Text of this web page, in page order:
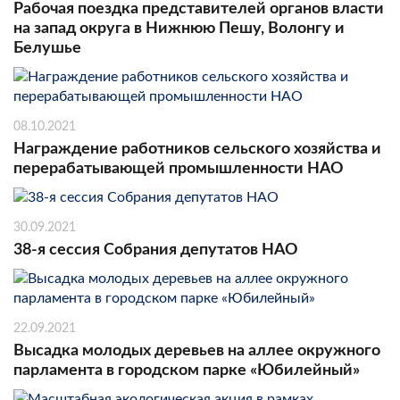
Рабочая поездка представителей органов власти
на запад округа в Нижнюю Пешу, Волонгу и
Белушье
08.10.2021
Награждение работников сельского хозяйства и
перерабатывающей промышленности НАО
30.09.2021
38-я сессия Собрания депутатов НАО
22.09.2021
Высадка молодых деревьев на аллее окружного
парламента в городском парке «Юбилейный»